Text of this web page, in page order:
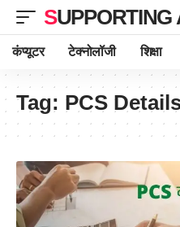
कंप्यूटर टेक्नोलॉजी शिक्षा
Tag: PCS